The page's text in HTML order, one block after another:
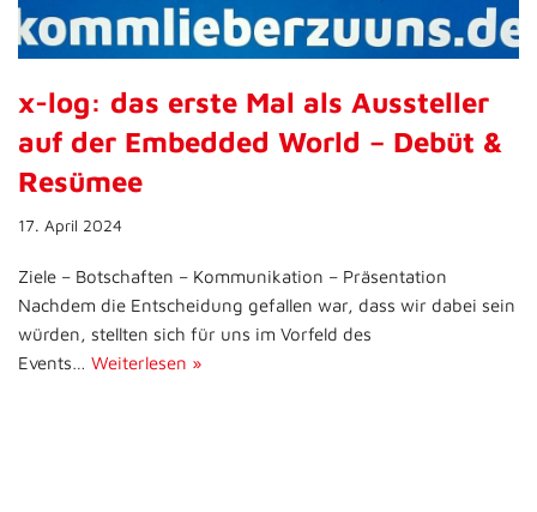
x-log: das erste Mal als Aussteller
auf der Embedded World – Debüt &
Resümee
17. April 2024
Ziele – Botschaften – Kommunikation – Präsentation
Nachdem die Entscheidung gefallen war, dass wir dabei sein
würden, stellten sich für uns im Vorfeld des
Events… Weiterlesen »